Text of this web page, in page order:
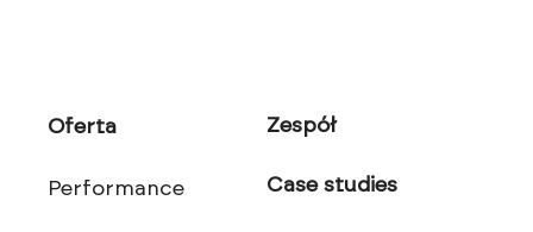
Oferta
Performance
Zespół
Case studies